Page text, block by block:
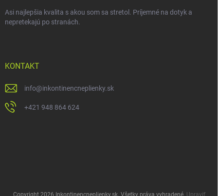
Asi najlepšia kvalita s akou som sa stretol. Príjemné na dotyk a
nepretekajú po stranách.
KONTAKT
info@inkontinencneplienky.sk
+421 948 864 624
Copyright 2026 Inkontinencneplienky.sk. Všetky práva vyhradené. Upraviť